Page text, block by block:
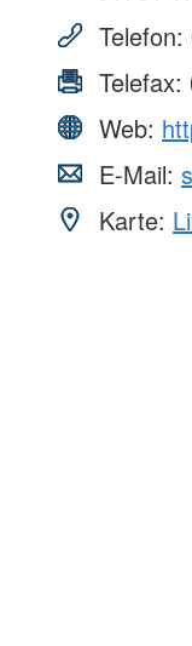
Telefon:
Telefax:
Web:
E-Mail:
Karte: